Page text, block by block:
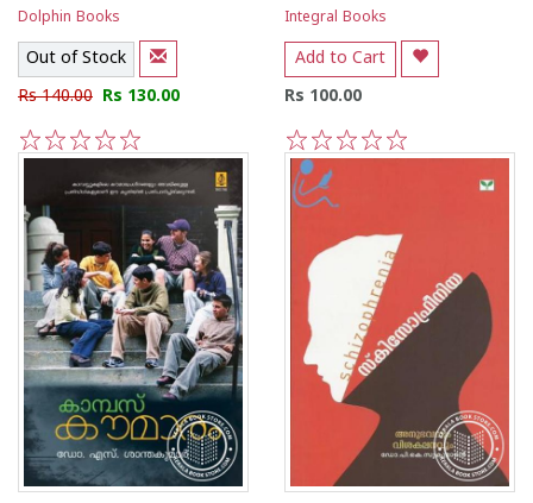
Dolphin Books
Out of Stock
Rs 140.00 Rs 130.00
5
4
3
2
1
Integral Books
Add to Cart
Rs 100.00
5
4
3
2
1